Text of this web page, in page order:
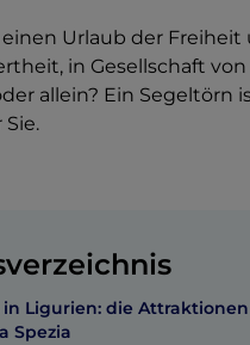
einen Urlaub der Freiheit
in Gesellschaft
allein? Ein Segeltörn
Ligurien: die
Spezia